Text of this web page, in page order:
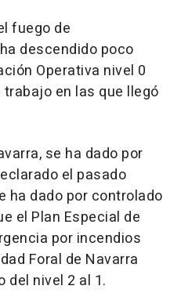
fuego de
descendido poco
Operativa nivel 0
en las que llegó
se ha dado por
el pasado
ha dado por controlado
el Plan Especial de
por incendios
Foral de Navarra
del nivel 2 al 1.